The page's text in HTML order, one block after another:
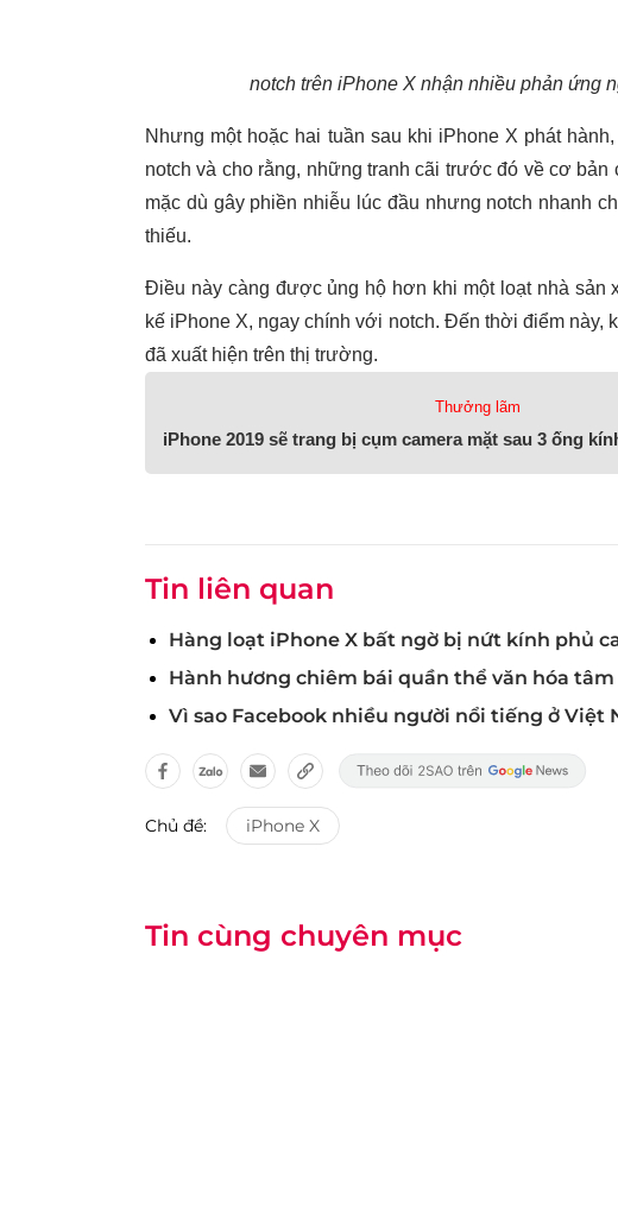
notch trên iPhone X nhận nhiều phản ứng
Nhưng một hoặc hai tuần sau khi iPhone X phát
notch và cho rằng, những tranh cãi trước đó về cơ
mặc dù gây phiền nhiễu lúc đầu nhưng notch nhanh
thiếu.
Điều này càng được ủng hộ hơn khi một loạt nhà sản
kế iPhone X, ngay chính với notch. Đến thời điểm này,
đã xuất hiện trên thị trường.
Thưởng lãm
iPhone 2019 sẽ trang bị cụm camera mặt sau 3 ống
Tin liên quan
Hàng loạt iPhone X bất ngờ bị nứt kính phủ
Hành hương chiêm bái quần thể văn hóa
Vì sao Facebook nhiều người nổi tiếng ở Việt
Chủ đề: iPhone X
Tin cùng chuyên mục